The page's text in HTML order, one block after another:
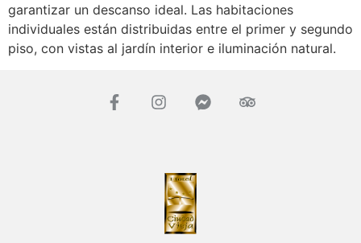
garantizar un descanso ideal. Las habitaciones
individuales están distribuidas entre el primer y segundo
piso, con vistas al jardín interior e iluminación natural.